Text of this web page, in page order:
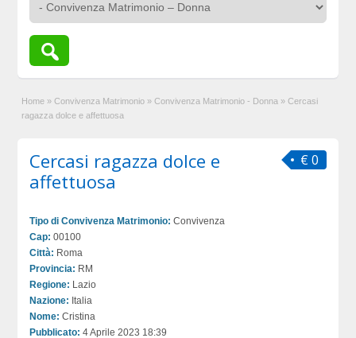
Home » Convivenza Matrimonio » Convivenza Matrimonio - Donna » Cercasi
ragazza dolce e affettuosa
€ 0
Cercasi ragazza dolce e
affettuosa
Tipo di Convivenza Matrimonio: Convivenza
Cap: 00100
Città: Roma
Provincia: RM
Regione: Lazio
Nazione: Italia
Nome: Cristina
Pubblicato: 4 Aprile 2023 18:39